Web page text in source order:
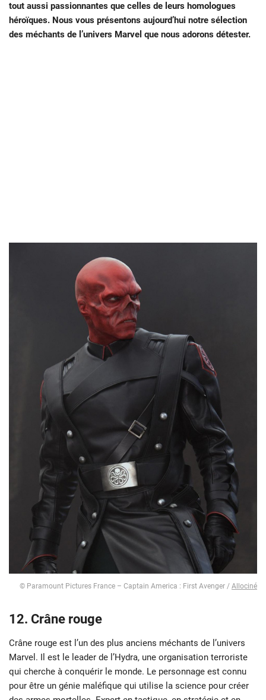
tout aussi passionnantes que celles de leurs homologues
héroïques. Nous vous présentons aujourd’hui notre sélection
des méchants de l’univers Marvel que nous adorons détester.
© Paramount Pictures France – Captain America : First Avenger / Allociné
12. Crâne rouge
Crâne rouge est l’un des plus anciens méchants de l’univers
Marvel. Il est le leader de l’Hydra, une organisation terroriste
qui cherche à conquérir le monde. Le personnage est connu
pour être un génie maléfique qui utilise la science pour créer